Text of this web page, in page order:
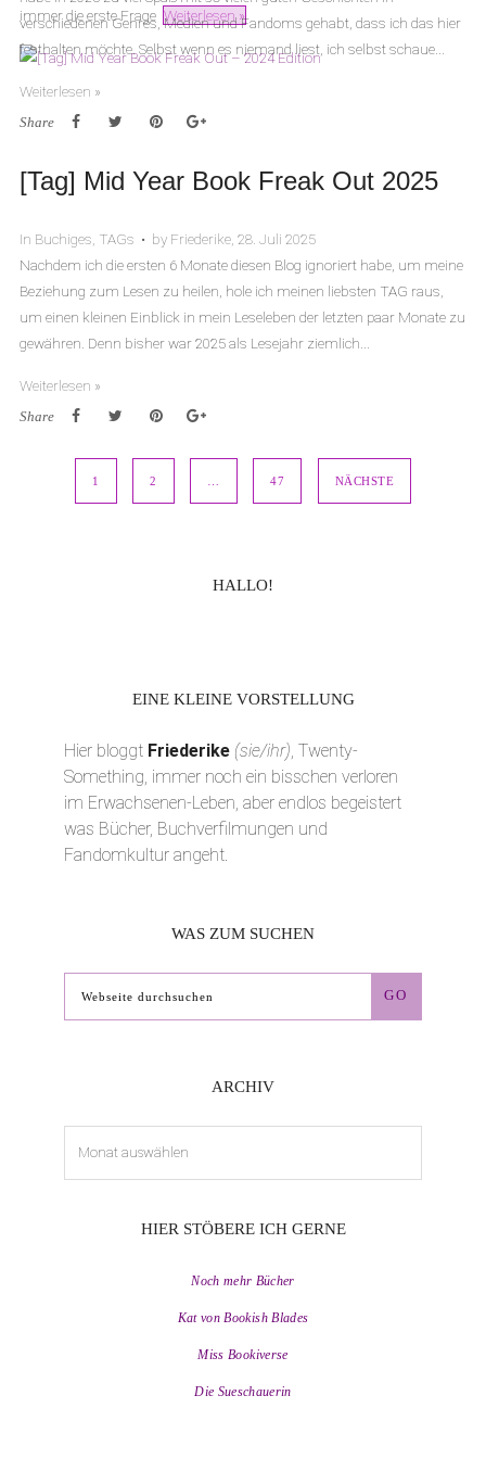
immer die erste Frage Weiterlesen »
verschiedenen Genres, Medien und Fandoms gehabt, dass ich das hier
festhalten möchte. Selbst wenn es niemand liest, ich selbst schaue...
Weiterlesen »
Share
[Tag] Mid Year Book Freak Out 2025
In Buchiges TAGs • by Friederike, 28. Juli 2025
Nachdem ich die ersten 6 Monate diesen Blog ignoriert habe, um meine
Beziehung zum Lesen zu heilen, hole ich meinen liebsten TAG raus,
um einen kleinen Einblick in mein Leseleben der letzten paar Monate zu
gewähren. Denn bisher war 2025 als Lesejahr ziemlich...
Weiterlesen »
Share
Seitennummerierung
1 2 … 47 NÄCHSTE
HALLO!
EINE KLEINE VORSTELLUNG
Hier bloggt Friederike (sie/ihr), Twenty-
Something, immer noch ein bisschen verloren
im Erwachsenen-Leben, aber endlos begeistert
was Bücher, Buchverfilmungen und
Fandomkultur angeht.
WAS ZUM SUCHEN
ARCHIV
HIER STÖBERE ICH GERNE
Noch mehr Bücher
Kat von Bookish Blades
Miss Bookiverse
Die Sueschauerin